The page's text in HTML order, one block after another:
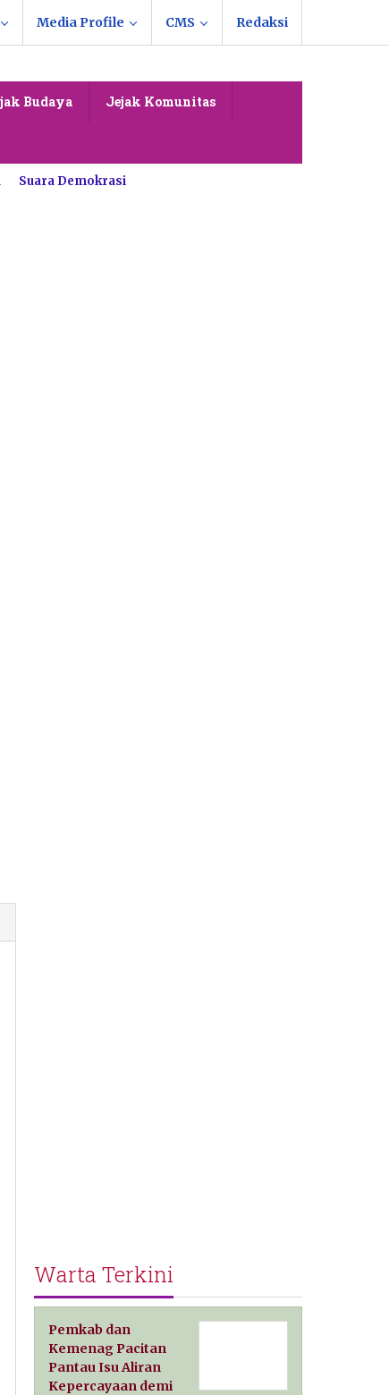
Media Profile CMS Redaksi
Budaya Jejak Komunitas
Suara Demokrasi
Warta Terkini
Pemkab dan
Kemenag Pacitan
Pantau Isu Aliran
Kepercayaan demi